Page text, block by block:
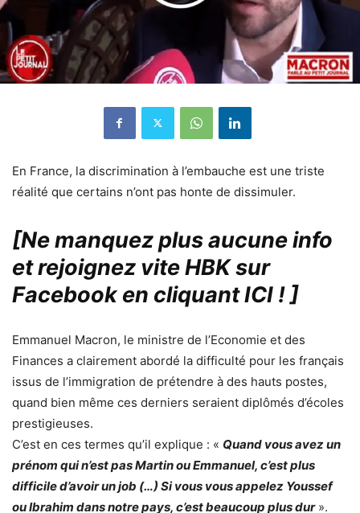
En France, la discrimination à l’embauche est une triste
réalité que certains n’ont pas honte de dissimuler.
[Ne manquez plus aucune info
et rejoignez vite HBK sur
Facebook en cliquant ICI ! ]
Emmanuel Macron, le ministre de l’Economie et des
Finances a clairement abordé la difficulté pour les français
issus de l’immigration de prétendre à des hauts postes,
quand bien même ces derniers seraient diplômés d’écoles
prestigieuses.
C’est en ces termes qu’il explique : « Quand vous avez un
prénom qui n’est pas Martin ou Emmanuel, c’est plus
difficile d’avoir un job (…) Si vous vous appelez Youssef
ou Ibrahim dans notre pays, c’est beaucoup plus dur ».